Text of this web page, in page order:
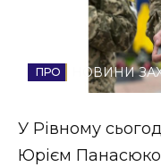
Соціум
Стиль життя
Втрачений
НОВИНИ
У Рівному
Юрієм